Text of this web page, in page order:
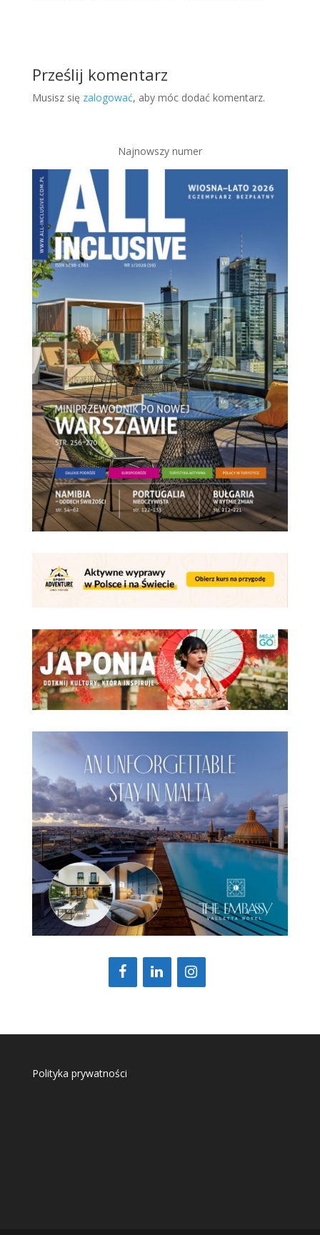
Prześlij komentarz
Musisz się zalogować, aby móc dodać komentarz.
Najnowszy numer
Polityka prywatności